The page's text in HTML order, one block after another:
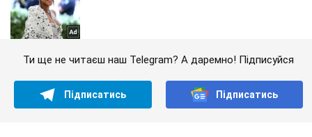
Ти ще не читаєш наш Telegram? А даремно! Підписуйся
Підписатись Підписатись